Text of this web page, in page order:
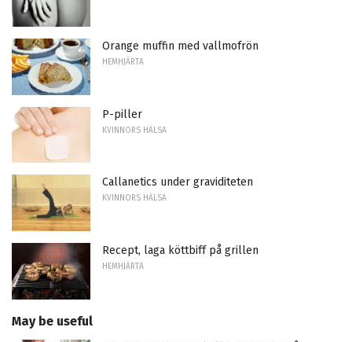
Orange muffin med vallmofrön
HEMHJÄRTA
P-piller
KVINNORS HÄLSA
Callanetics under graviditeten
KVINNORS HÄLSA
Recept, laga köttbiff på grillen
HEMHJÄRTA
May be useful